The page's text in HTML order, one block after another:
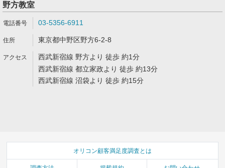
野方教室
03-5356-6911
東京都中野区野方6-2-8
西武新宿線 野方より 徒歩 約1分
西武新宿線 都立家政より 徒歩 約13分
西武新宿線 沼袋より 徒歩 約15分
オリコン顧客満足度調査とは